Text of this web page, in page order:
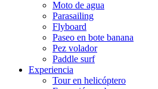
Moto de agua
Parasailing
Flyboard
Paseo en bote banana
Pez volador
Paddle surf
Experiencia
Tour en helicóptero